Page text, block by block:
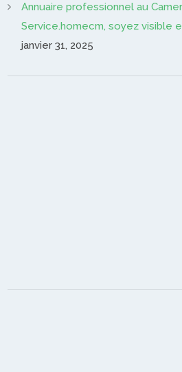
Annuaire professionnel au
Service.homecm, soyez visible
janvier 31, 2025